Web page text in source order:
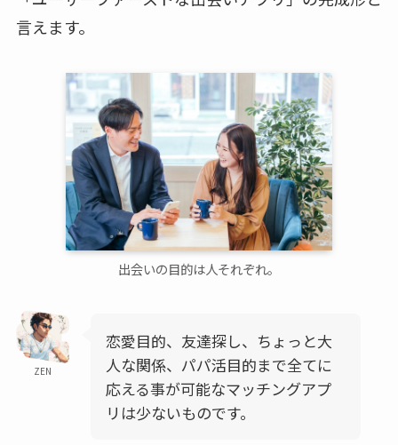
言えます。
出会いの目的は人それぞれ。
ZEN
恋愛目的、友達探し、ちょっと大
人な関係、パパ活目的まで全てに
応える事が可能なマッチングアプ
リは少ないものです。